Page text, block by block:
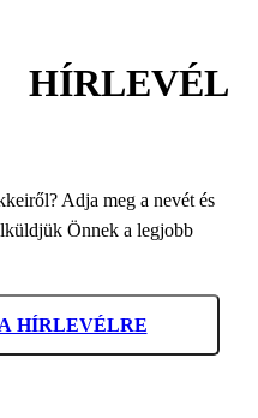
HÍRLEVÉL
Adja meg a nevét és
Önnek a legjobb
HÍRLEVÉLRE